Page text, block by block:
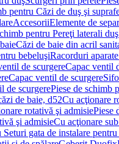
pentru Căzi de duş şi
AccesoriiElemente de
pentru Pereţi laterali
Căzi de baie din acril
bebeluşiRacorduri
de scurgereCapac ventil
Capac ventil de scurgere
de scurgerePiese de schimb
de baie, d52Cu acţionare
rotativă şi admisiePiese
şi admisieCu acţionare
Seturi gata de instalare